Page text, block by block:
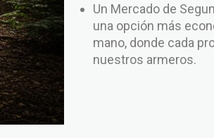
Un Mercado de
una opción más
mano, donde cada
nuestros armeros.